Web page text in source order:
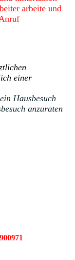
arbeite und
einer
Hausbesuch
anzuraten